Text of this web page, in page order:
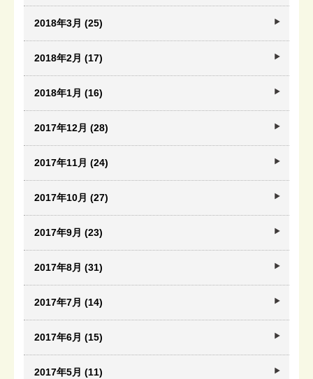
2018年3月 (25)
2018年2月 (17)
2018年1月 (16)
2017年12月 (28)
2017年11月 (24)
2017年10月 (27)
2017年9月 (23)
2017年8月 (31)
2017年7月 (14)
2017年6月 (15)
2017年5月 (11)